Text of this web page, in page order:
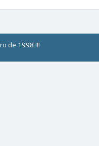
de 1998 !!!